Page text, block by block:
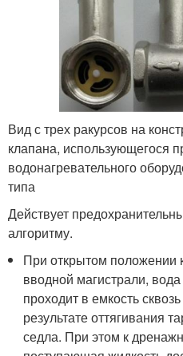
Вид с трех ракурсов на
клапана, использующегося
водонагревательного
типа
Действует
алгоритму.
При открытом положении
вводной магистрали,
проходит в емкость
результате оттягивания
седла. При этом к